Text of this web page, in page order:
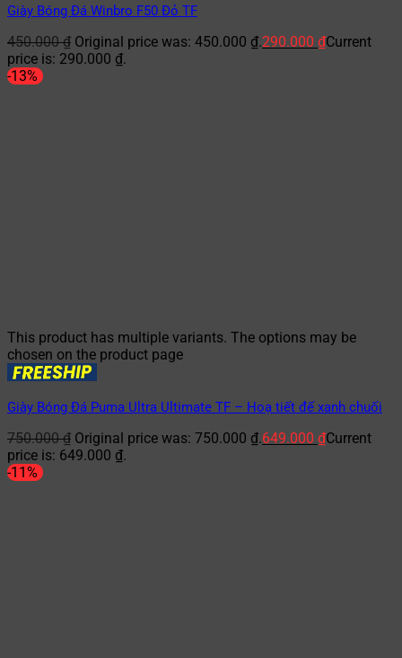
Giày Bóng Đá Winbro F50 Đỏ TF
450.000₫ Original price was: 450.000 ₫.290.000 ₫Current
price is: 290.000 ₫.
-13%
This product has multiple variants. The options may be
chosen on the product page
Giày Bóng Đá Puma Ultra Ultimate TF – Hoạ tiết đế xanh chuối
750.000₫ Original price was: 750.000 ₫.649.000 ₫Current
price is: 649.000 ₫.
-11%